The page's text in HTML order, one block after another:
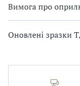
Вимога про
Оновлені зразки